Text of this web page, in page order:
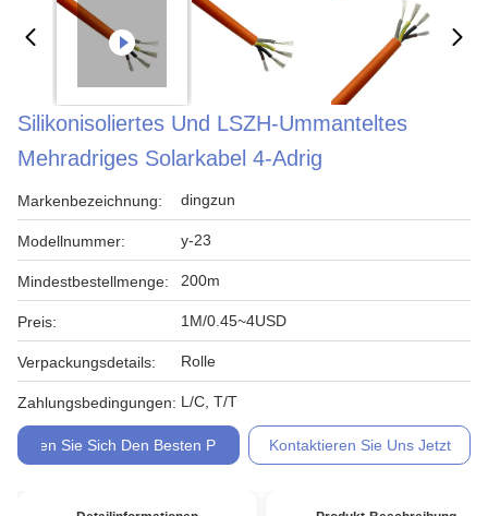
Silikonisoliertes Und LSZH-Ummanteltes
Mehradriges Solarkabel 4-Adrig
Markenbezeichnung: dingzun
Modellnummer: y-23
Mindestbestellmenge: 200m
Preis: 1M/0.45~4USD
Verpackungsdetails: Rolle
Zahlungsbedingungen: L/C, T/T
Holen Sie Sich Den Besten Preis Kontaktieren Sie Uns Jetzt